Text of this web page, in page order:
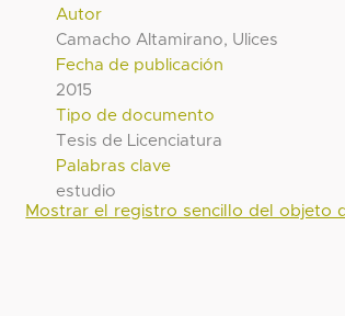
Autor
Camacho Altamirano, Ulices
Fecha de publicación
2015
Tipo de documento
Tesis de Licenciatura
Palabras clave
estudio
Mostrar el registro sencillo del objeto